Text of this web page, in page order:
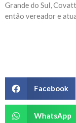
Grande do Sul,
então vereador e
Facebook
WhatsApp